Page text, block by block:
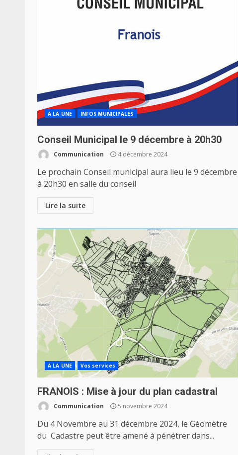
A LA UNE INFOS MUNICIPALES
Conseil Municipal le 9 décembre à 20h30
Communication 4 décembre 2024
Le prochain Conseil municipal aura lieu le 9 décembre
à 20h30 en salle du conseil
Lire la suite
A LA UNE Vos services
FRANOIS : Mise à jour du plan cadastral
Communication 5 novembre 2024
Du 4 Novembre au 31 décembre 2024, le Géomètre
du Cadastre peut être amené à pénétrer dans...